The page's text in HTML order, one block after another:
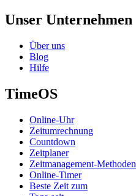
Unser Unternehmen
Über uns
Blog
Hilfe
TimeOS
Online-Uhr
Zeitumrechnung
Countdown
Zeitplaner
Zeitmanagement-Methoden
Online-Timer
Beste Zeit zum